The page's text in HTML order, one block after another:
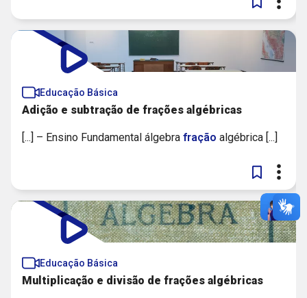
Educação Básica
Adição e subtração de frações algébricas
[...] – Ensino Fundamental álgebra fração algébrica [...]
Educação Básica
Multiplicação e divisão de frações algébricas